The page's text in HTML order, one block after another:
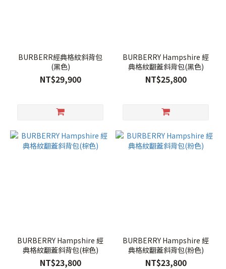
BURBERR經典格紋斜背包
(黑色)
NT$29,900
BURBERRY Hampshire 經
典格紋翻蓋斜背包(黑色)
NT$25,800
BURBERRY Hampshire 經
典格紋翻蓋斜背包(棕色)
NT$23,800
BURBERRY Hampshire 經
典格紋翻蓋斜背包(粉色)
NT$23,800